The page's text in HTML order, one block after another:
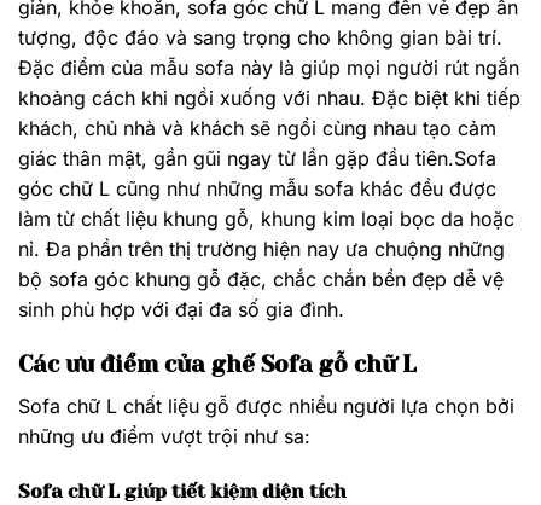
giản, khỏe khoắn, sofa góc chữ L mang đến vẻ đẹp ấn
tượng, độc đáo và sang trọng cho không gian bài trí.
Đặc điểm của mẫu sofa này là giúp mọi người rút ngắn
khoảng cách khi ngồi xuống với nhau. Đặc biệt khi tiếp
khách, chủ nhà và khách sẽ ngồi cùng nhau tạo cảm
giác thân mật, gần gũi ngay từ lần gặp đầu tiên.Sofa
góc chữ L cũng như những mẫu sofa khác đều được
làm từ chất liệu khung gỗ, khung kim loại bọc da hoặc
nỉ. Đa phần trên thị trường hiện nay ưa chuộng những
bộ sofa góc khung gỗ đặc, chắc chắn bền đẹp dễ vệ
sinh phù hợp với đại đa số gia đình.
Các ưu điểm của ghế Sofa gỗ chữ L
Sofa chữ L chất liệu gỗ được nhiều người lựa chọn bởi
những ưu điểm vượt trội như sa:
Sofa chữ L giúp tiết kiệm diện tích